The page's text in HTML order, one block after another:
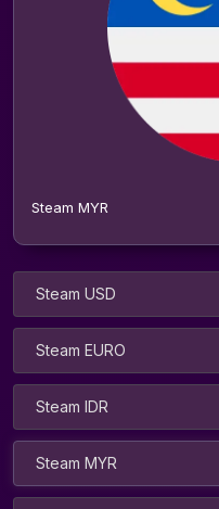
Steam MYR
Steam USD
Steam EURO
Steam IDR
Steam MYR